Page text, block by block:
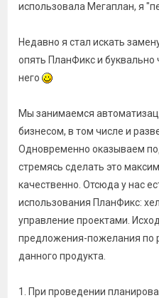
использовала Мегаплан, я
Недавно я стал искать
опять ПланФикс и буквально
него
Мы занимаемся
бизнесом, в том числе и
Одновременно оказываем
стремясь сделать это
качественно. Отсюда у нас
использования ПланФикс:
управление проектами.
предложения-пожелания по
данного продукта.
1. При проведении